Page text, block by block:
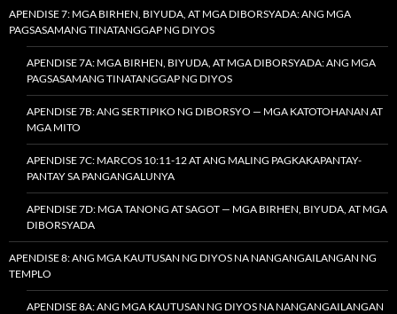
APENDISE 7: MGA BIRHEN, BIYUDA, AT MGA DIBORSYADA: ANG MGA
PAGSASAMANG TINATANGGAP NG DIYOS
APENDISE 7A: MGA BIRHEN, BIYUDA, AT MGA DIBORSYADA: ANG MGA
PAGSASAMANG TINATANGGAP NG DIYOS
APENDISE 7B: ANG SERTIPIKO NG DIBORSYO — MGA KATOTOHANAN AT
MGA MITO
APENDISE 7C: MARCOS 10:11-12 AT ANG MALING PAGKAKAPANTAY-
PANTAY SA PANGANGALUNYA
APENDISE 7D: MGA TANONG AT SAGOT — MGA BIRHEN, BIYUDA, AT MGA
DIBORSYADA
APENDISE 8: ANG MGA KAUTUSAN NG DIYOS NA NANGANGAILANGAN NG
TEMPLO
APENDISE 8A: ANG MGA KAUTUSAN NG DIYOS NA NANGANGAILANGAN